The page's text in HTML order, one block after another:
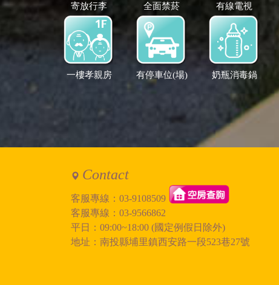
寄放行李 全面禁菸 有線電視
一樓孝親房 有停車位(場) 奶瓶消毒鍋
Contact
客服專線： 03-9108509
客服專線： 03-9566862
平日：09:00~18:00 (國定例假日除外)
地址：南投縣埔里鎮西安路一段523巷27號